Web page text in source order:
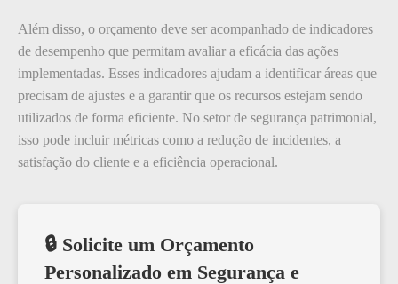
Além disso, o orçamento deve ser acompanhado de indicadores
de desempenho que permitam avaliar a eficácia das ações
implementadas. Esses indicadores ajudam a identificar áreas que
precisam de ajustes e a garantir que os recursos estejam sendo
utilizados de forma eficiente. No setor de segurança patrimonial,
isso pode incluir métricas como a redução de incidentes, a
satisfação do cliente e a eficiência operacional.
🔒 Solicite um Orçamento
Personalizado em Segurança e